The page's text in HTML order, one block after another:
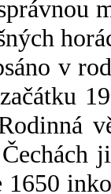
v
1650